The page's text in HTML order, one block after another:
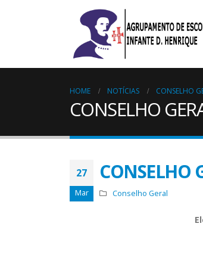
HOME NOTÍCIAS CONSELHO
CONSELHO
27
Mar
CONSELHO
Conselho Geral